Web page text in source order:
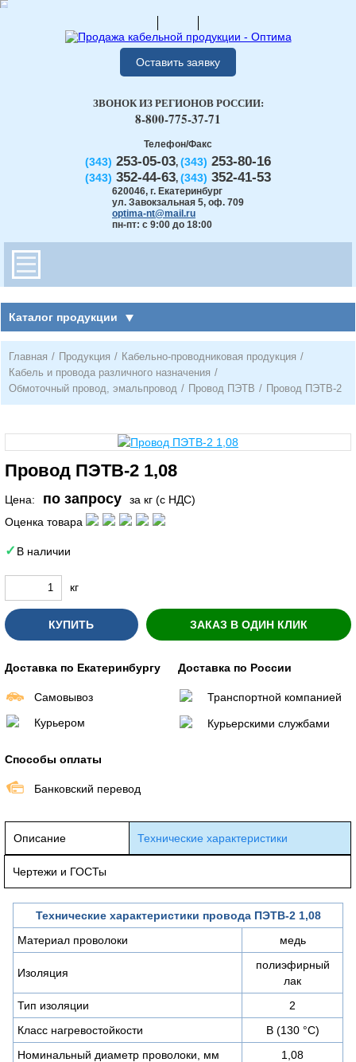
Оставить заявку
Телефон/Факс
(343) 253-05-03, (343) 253-80-16
(343) 352-44-63, (343) 352-41-53
620046, г. Екатеринбург
ул. Завокзальная 5, оф. 709
optima-nt@mail.ru
пн-пт: с 9:00 до 18:00
ЗВОНОК ИЗ РЕГИОНОВ РОССИИ:
8-800-775-37-71
Каталог продукции
Главная / Продукция / Кабельно-проводниковая продукция /
Кабель и провода различного назначения /
Обмоточный провод, эмальпровод / Провод ПЭТВ / Провод ПЭТВ-2
Провод ПЭТВ-2 1,08
Цена: по запросу
за кг (с НДС)
Оценка товара
В наличии
кг
КУПИТЬ ЗАКАЗ В ОДИН КЛИК
Доставка по Екатеринбургу
Самовывоз
Курьером
Доставка по России
Транспортной компанией
Курьерскими службами
Способы оплаты
Банковский перевод
Описание Технические характеристики
Чертежи и ГОСТы
Технические характеристики провода ПЭТВ-2 1,08
Материал проволоки
медь
Изоляция
полиэфирный
лак
Тип изоляции
2
Класс нагревостойкости
B (130 °C)
Номинальный диаметр проволоки, мм
1,08